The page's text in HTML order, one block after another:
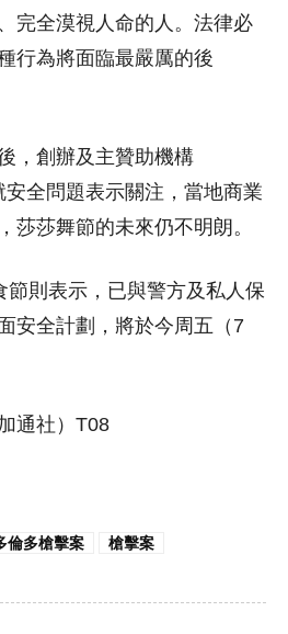
完全漠視人命的人。法律必
行為將面臨最嚴厲的後
，創辦及主贊助機構
全問題表示關注，當地商業
莎莎舞節的未來仍不明朗。
節則表示，已與警方及私人保
安全計劃，將於今周五（7
通社）T08
倫多槍擊案 槍擊案